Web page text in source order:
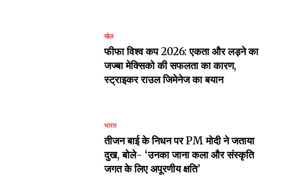
खेल
फीफा विश्व कप 2026: एकता और लड़ने का
जज्बा मेक्सिको की सफलता का कारण,
स्ट्राइकर राउल जिमेनेज का बयान
भारत
तीजन बाई के निधन पर PM मोदी ने जताया
दुख, बोले- ‘उनका जाना कला और संस्कृति
जगत के लिए अपूरणीय क्षति’